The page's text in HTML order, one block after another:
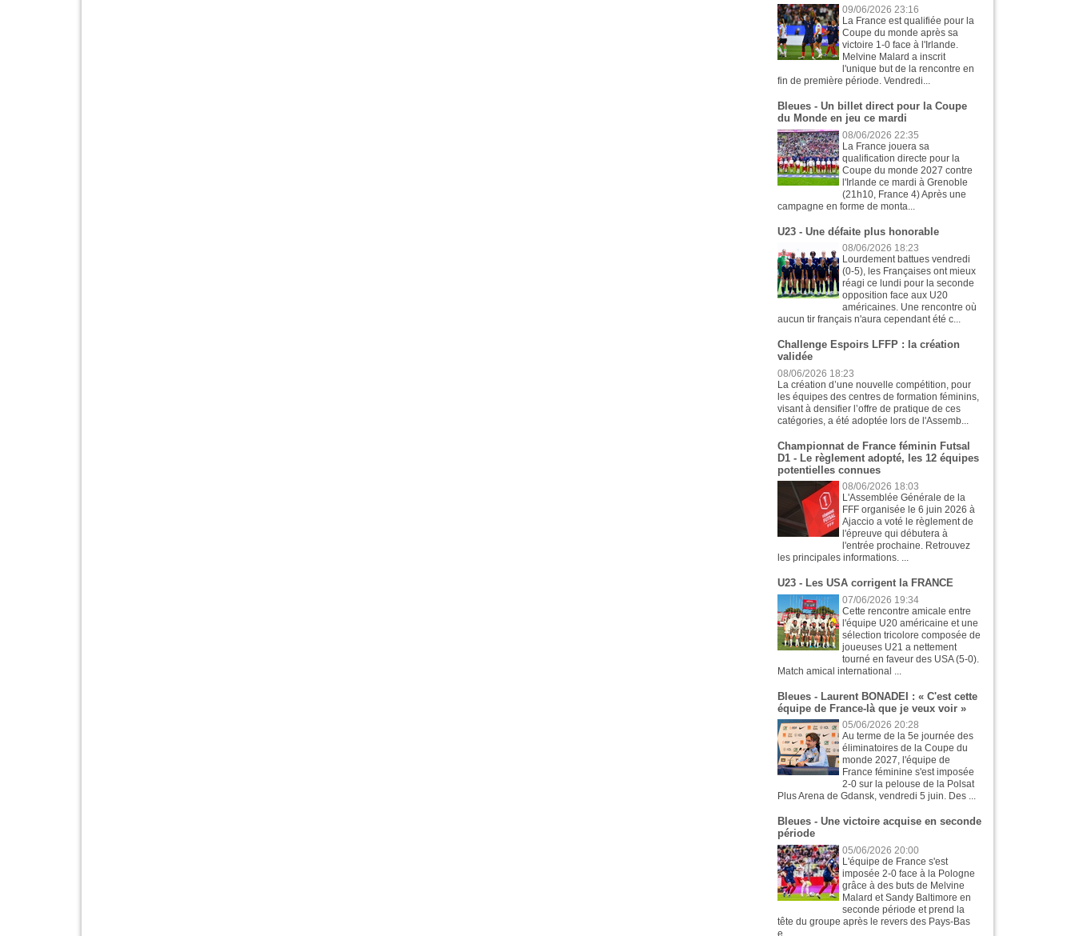
09/06/2026 23:16
La France est qualifiée pour la
Coupe du monde après sa
victoire 1-0 face à l'Irlande.
Melvine Malard a inscrit
l'unique but de la rencontre en
fin de première période. Vendredi...
Bleues - Un billet direct pour la Coupe
du Monde en jeu ce mardi
08/06/2026 22:35
La France jouera sa
qualification directe pour la
Coupe du monde 2027 contre
l'Irlande ce mardi à Grenoble
(21h10, France 4) Après une
campagne en forme de monta...
U23 - Une défaite plus honorable
08/06/2026 18:23
Lourdement battues vendredi
(0-5), les Françaises ont mieux
réagi ce lundi pour la seconde
opposition face aux U20
américaines. Une rencontre où
aucun tir français n'aura cependant été c...
Challenge Espoirs LFFP : la création
validée
08/06/2026 18:23
La création d’une nouvelle compétition, pour
les équipes des centres de formation féminins,
visant à densifier l’offre de pratique de ces
catégories, a été adoptée lors de l'Assemb...
Championnat de France féminin Futsal
D1 - Le règlement adopté, les 12 équipes
potentielles connues
08/06/2026 18:03
L'Assemblée Générale de la
FFF organisée le 6 juin 2026 à
Ajaccio a voté le règlement de
l'épreuve qui débutera à
l'entrée prochaine. Retrouvez
les principales informations. ...
U23 - Les USA corrigent la FRANCE
07/06/2026 19:34
Cette rencontre amicale entre
l'équipe U20 américaine et une
sélection tricolore composée de
joueuses U21 a nettement
tourné en faveur des USA (5-0).
Match amical international ...
Bleues - Laurent BONADEI : « C'est cette
équipe de France-là que je veux voir »
05/06/2026 20:28
Au terme de la 5e journée des
éliminatoires de la Coupe du
monde 2027, l'équipe de
France féminine s'est imposée
2-0 sur la pelouse de la Polsat
Plus Arena de Gdansk, vendredi 5 juin. Des ...
Bleues - Une victoire acquise en seconde
période
05/06/2026 20:00
L'équipe de France s'est
imposée 2-0 face à la Pologne
grâce à des buts de Melvine
Malard et Sandy Baltimore en
seconde période et prend la
tête du groupe après le revers des Pays-Bas
e...